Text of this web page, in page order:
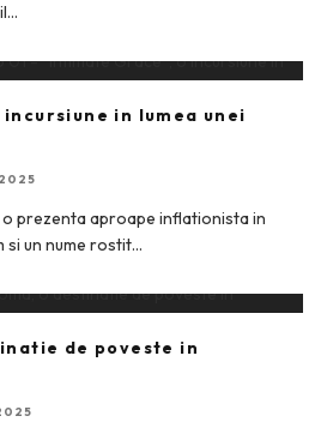
...
in lumea unei
o prezenta aproape inflationista in
si un nume rostit...
de poveste in